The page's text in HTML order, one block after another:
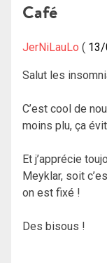
Café
JerNiLauLo 13/
Salut les
C’est cool de
moins plu, ça
Et j’apprécie
Meyklar, soit
on est fixé !
Des bisous !